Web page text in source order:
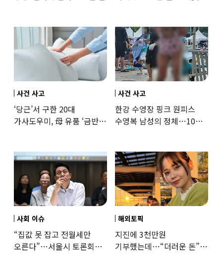
사건 사고
‘당근’서 구한 20대
가사도우미, 母 유품 ‘금반지
사건 사고
한강 수영장 핑크 원피스
수영복 남성의 정체…10대
사회 이슈
“집값 못 잡고 전월세만
오른다”…서울시 토론회서
해외토픽
지진에 3천만원
기부했는데…“더러운 돈”